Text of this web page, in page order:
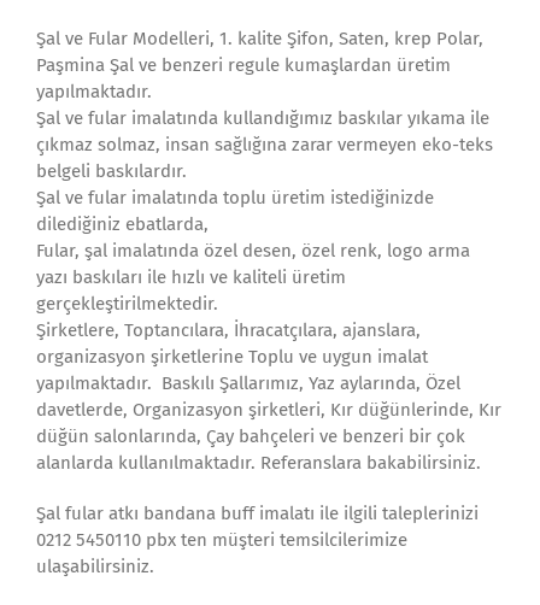
Şal ve Fular Modelleri, 1. kalite Şifon, Saten, krep Polar,
Paşmina Şal ve benzeri regule kumaşlardan üretim
yapılmaktadır.
Şal ve fular imalatında kullandığımız baskılar yıkama ile
çıkmaz solmaz, insan sağlığına zarar vermeyen eko-teks
belgeli baskılardır.
Şal ve fular imalatında toplu üretim istediğinizde
dilediğiniz ebatlarda,
Fular, şal imalatında özel desen, özel renk, logo arma
yazı baskıları ile hızlı ve kaliteli üretim
gerçekleştirilmektedir.
Şirketlere, Toptancılara, İhracatçılara, ajanslara,
organizasyon şirketlerine Toplu ve uygun imalat
yapılmaktadır. Baskılı Şallarımız, Yaz aylarında, Özel
davetlerde, Organizasyon şirketleri, Kır düğünlerinde, Kır
düğün salonlarında, Çay bahçeleri ve benzeri bir çok
alanlarda kullanılmaktadır. Referanslara bakabilirsiniz.
Şal fular atkı bandana buff imalatı ile ilgili taleplerinizi
0212 5450110 pbx ten müşteri temsilcilerimize
ulaşabilirsiniz.